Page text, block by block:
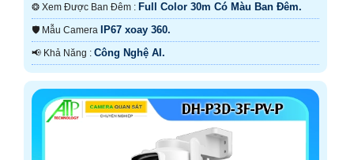
❂ Xem Được Ban Đêm : Full Color 30m Có Màu Ban Ðêm.
🛡 Mẫu Camera IP67 xoay 360.
️📢 Khả Năng : Công Nghệ AI.